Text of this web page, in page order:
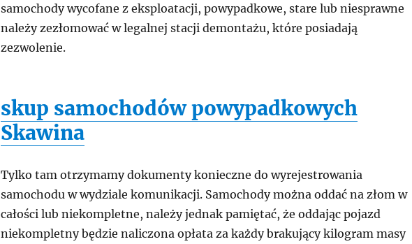
samochody wycofane z eksploatacji, powypadkowe, stare lub niesprawne
należy zezłomować w legalnej stacji demontażu, które posiadają
zezwolenie.
skup samochodów powypadkowych
Skawina
Tylko tam otrzymamy dokumenty konieczne do wyrejestrowania
samochodu w wydziale komunikacji. Samochody można oddać na złom w
całości lub niekompletne, należy jednak pamiętać, że oddając pojazd
niekompletny będzie naliczona opłata za każdy brakujący kilogram masy